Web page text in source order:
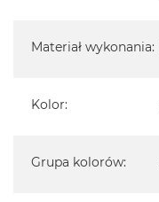
Materiał wykonania:
Kolor:
Grupa kolorów: